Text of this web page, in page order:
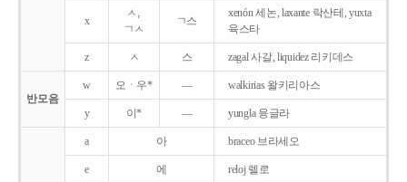
x
ㅅ,
ㄱㅅ
ㄱ스
xenón 세논, laxante 락산테, yuxta
육스타
z ㅅ 스 zagal 사갈, liquidez 리키데스
반모음
w 오ㆍ우* ― walkirias 왈키리아스
y 이* ― yungla 융글라
a 아 braceo 브라세오
e 에 reloj 렐로